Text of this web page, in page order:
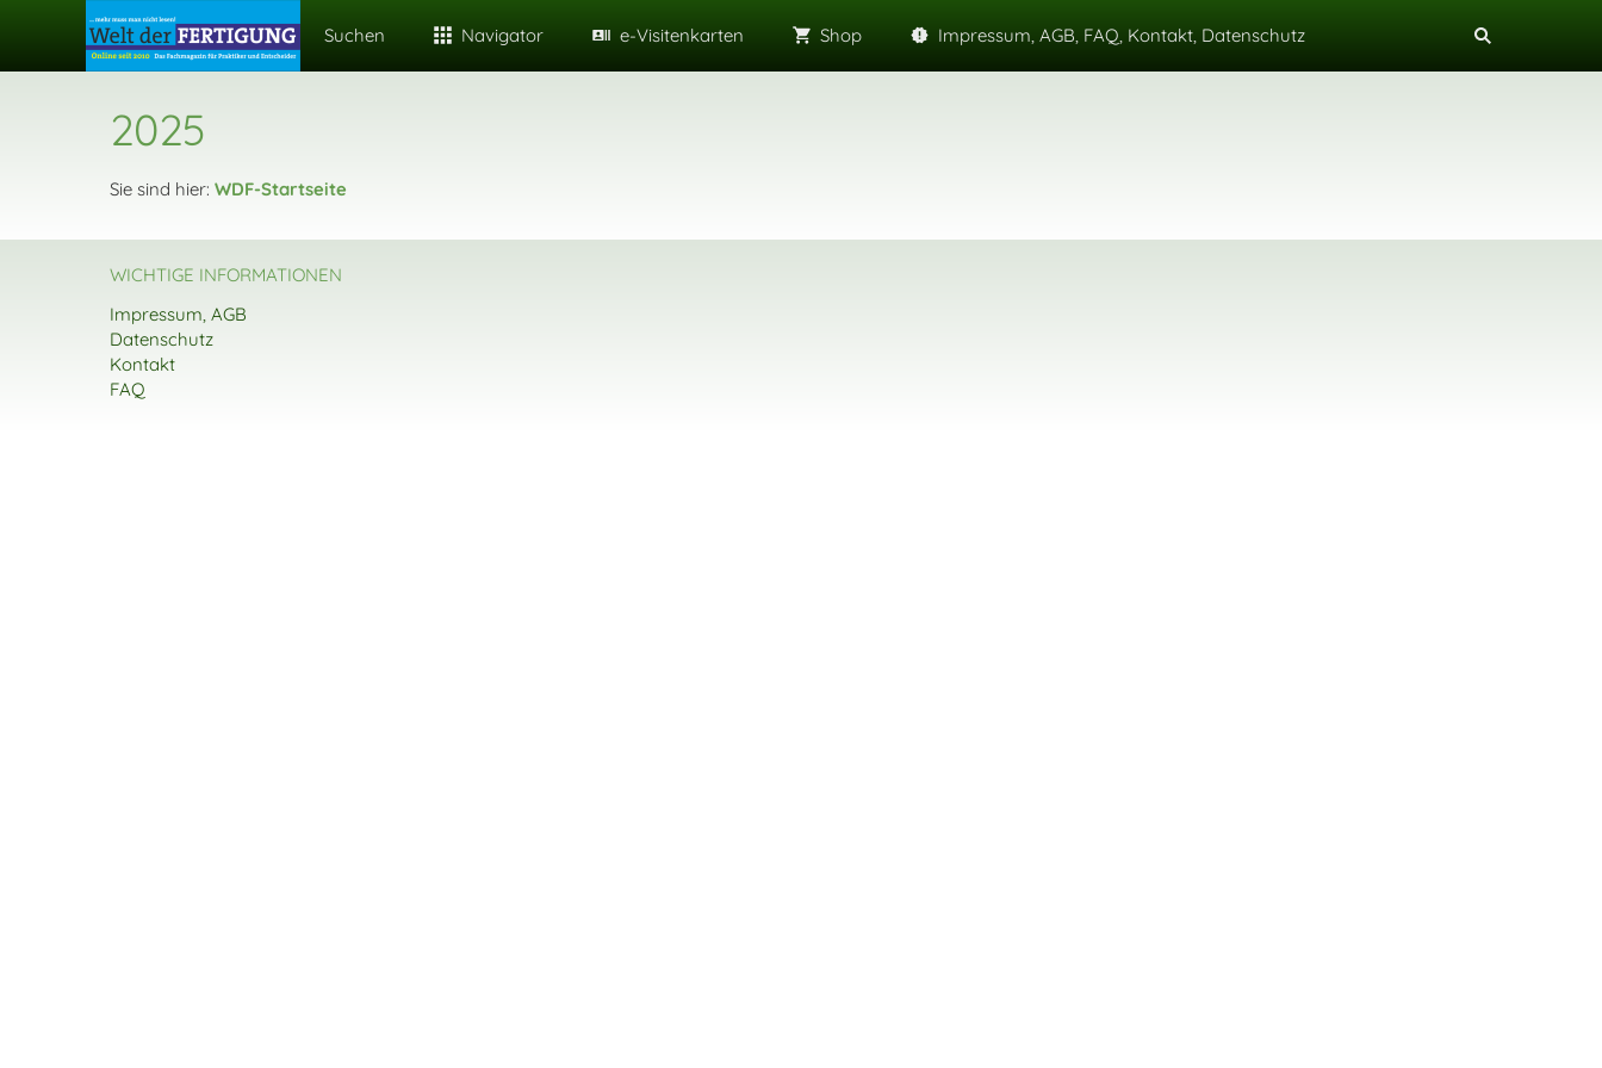
Suchen Navigator e-Visitenkarten Shop Impressum, AGB, FAQ, Kontakt, Datenschutz
2025
Sie sind hier: WDF-Startseite
WICHTIGE INFORMATIONEN
Impressum, AGB
Datenschutz
Kontakt
FAQ